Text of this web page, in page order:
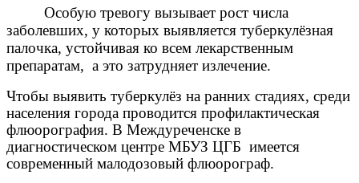
Особую тревогу вызывает рост числа
заболевших, у которых выявляется туберкулёзная
палочка, устойчивая ко всем лекарственным
препаратам, а это затрудняет излечение.
Чтобы выявить туберкулёз на ранних стадиях, среди
населения города проводится профилактическая
флюорография. В Междуреченске в
диагностическом центре МБУЗ ЦГБ имеется
современный малодозовый флюорограф.